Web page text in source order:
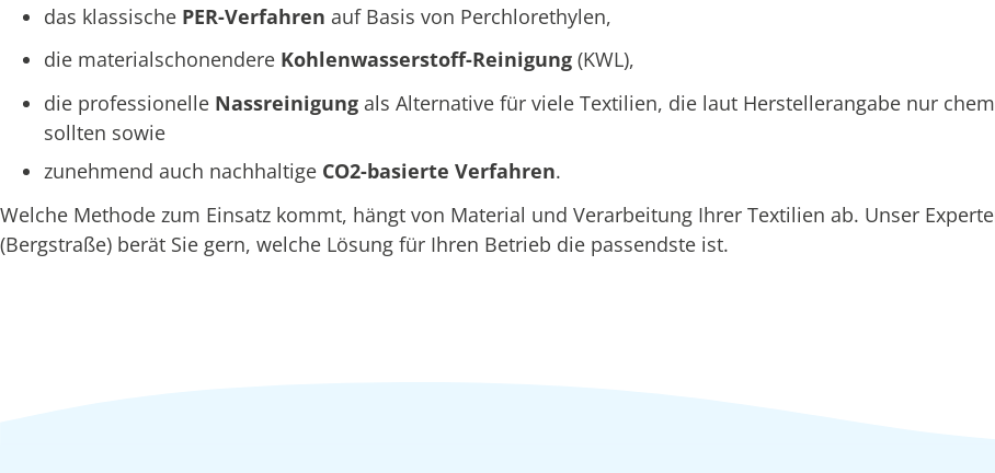
das klassische PER-Verfahren auf Basis von Perchlorethylen,
die materialschonendere Kohlenwasserstoff-Reinigung (KWL),
die professionelle Nassreinigung als Alternative für viele Textilien, die laut Herstellerangabe nur
sollten sowie
zunehmend auch nachhaltige CO2-basierte Verfahren.
Welche Methode zum Einsatz kommt, hängt von Material und Verarbeitung Ihrer Textilien ab. Unser
(Bergstraße) berät Sie gern, welche Lösung für Ihren Betrieb die passendste ist.